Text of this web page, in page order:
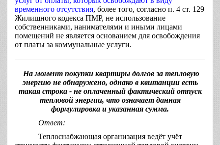
временного отсутствия, более того, согласно п. 4 ст. 129
Жилищного кодекса ПМР, не использование
собственниками, нанимателями и иными лицами
помещений не является основанием для освобождения
от платы за коммунальные услуги.
На момент покупки квартиры долгов за тепловую
энергию не обнаружено, однако в квитанции есть
такая строка - не оплаченный фактический отпуск
тепловой энергии, что означает данная
формулировка и указанная сумма.
Ответ:
Теплоснабжающая организация ведёт учёт